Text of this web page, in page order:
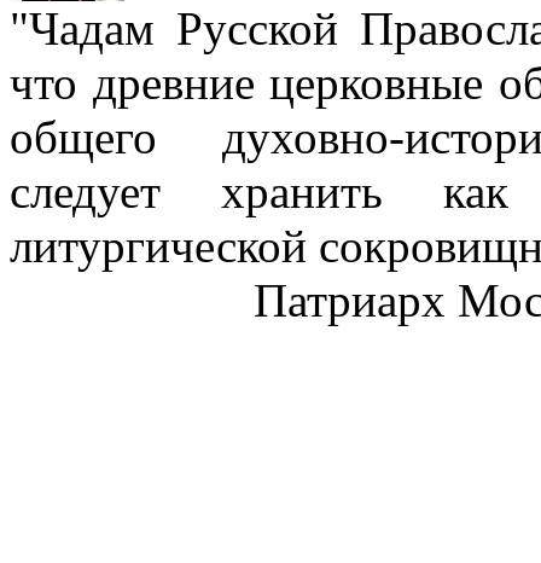
"Чадам Русской
что древние церковные
общего духовно-
следует хранить
литургической
Патриарх